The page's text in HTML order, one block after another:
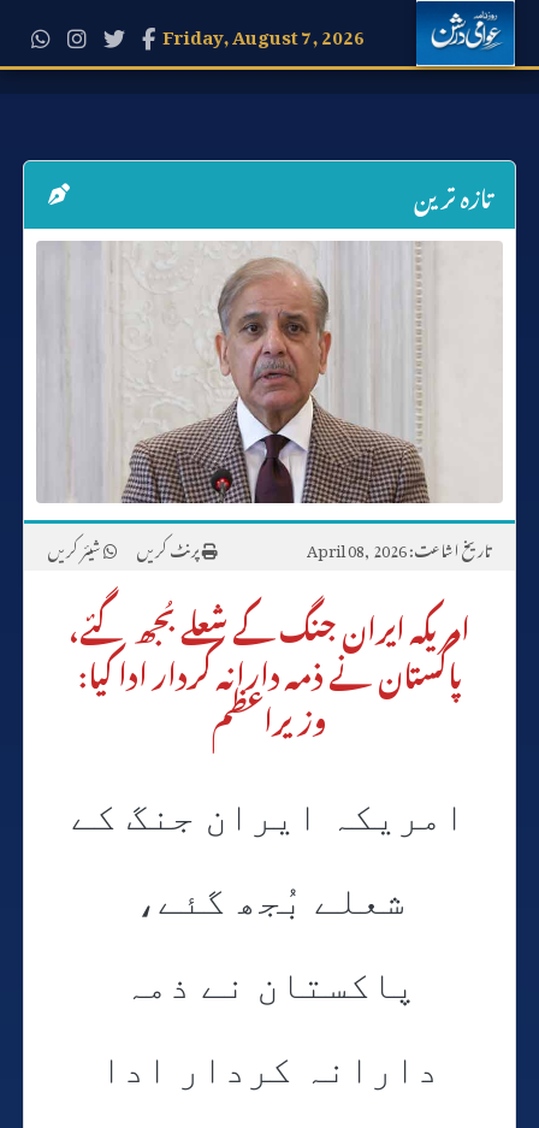
Friday, August 7, 2026
تازہ ترین
تاریخ اشاعت: April 08, 2026 پرنٹ کریں شیئر کریں
امریکہ ایران جنگ کے شعلے بُجھ گئے،
پاکستان نے ذمہ دارانہ کردار ادا کیا:
وزیراعظم
امریکہ ایران جنگ کے
شعلے بُجھ گئے،
پاکستان نے ذمہ
دارانہ کردار ادا